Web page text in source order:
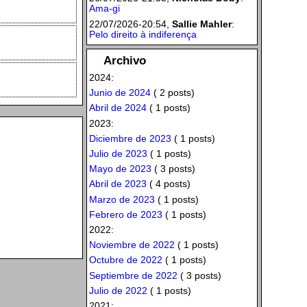
Ama-gi
22/07/2026-20:54, Sallie Mahler:
Pelo direito à indiferença
Archivo
2024:
Junio de 2024( 2 posts)
Abril de 2024( 1 posts)
2023:
Diciembre de 2023 ( 1 posts)
Julio de 2023 ( 1 posts)
Mayo de 2023 ( 3 posts)
Abril de 2023 ( 4 posts)
Marzo de 2023 ( 1 posts)
Febrero de 2023 ( 1 posts)
2022:
Noviembre de 2022 ( 1 posts)
Octubre de 2022 ( 1 posts)
Septiembre de 2022 ( 3 posts)
Julio de 2022 ( 1 posts)